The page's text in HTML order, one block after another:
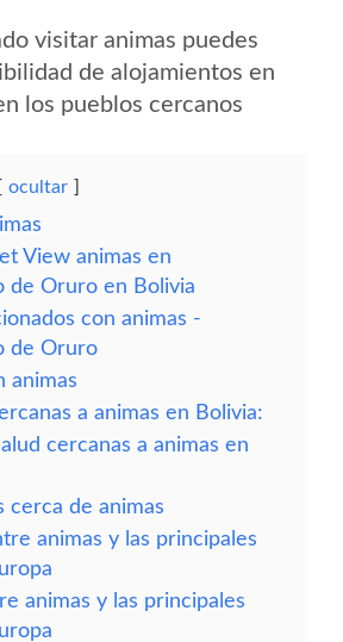
visitar animas puedes
de alojamientos en
los pueblos cercanos
ocultar
View animas en
de Oruro en Bolivia
con animas -
de Oruro
animas
a animas en Bolivia:
cercanas a animas en
cerca de animas
animas y las principales
animas y las principales